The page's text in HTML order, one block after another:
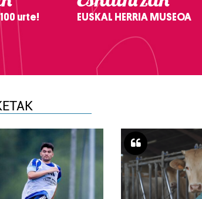
urte! EUSKAL HERRIA MUSEOA